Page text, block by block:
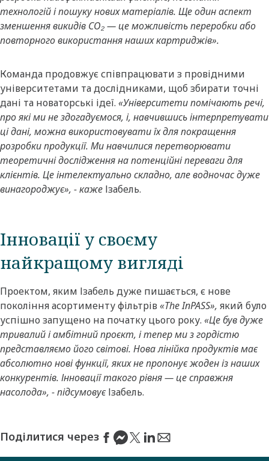
технологій і пошуку нових матеріалів. Ще один аспект
зменшення викидів CO₂ — це можливість переробки або
повторного використання наших картриджів».
Команда продовжує співпрацювати з провідними
університетами та дослідниками, щоб збирати точні
дані та новаторські ідеї. «Університети помічають речі,
про які ми не здогадуємося, і, навчившись інтерпретувати
ці дані, можна використовувати їх для покращення
розробки продукції. Ми навчилися перетворювати
теоретичні дослідження на потенційні переваги для
клієнтів. Це інтелектуально складно, але водночас дуже
винагороджує», - каже Ізабель.
Інновації у своєму
найкращому вигляді
Проектом, яким Ізабель дуже пишається, є нове
покоління асортименту фільтрів «The InPASS», який було
успішно запущено на початку цього року. «Це був дуже
тривалий і амбітний проєкт, і тепер ми з гордістю
представляємо його світові. Нова лінійка продуктів має
абсолютно нові функції, яких не пропонує жоден із наших
конкурентів. Інновації такого рівня — це справжня
насолода», - підсумовуєІзабель.
Поділитися через